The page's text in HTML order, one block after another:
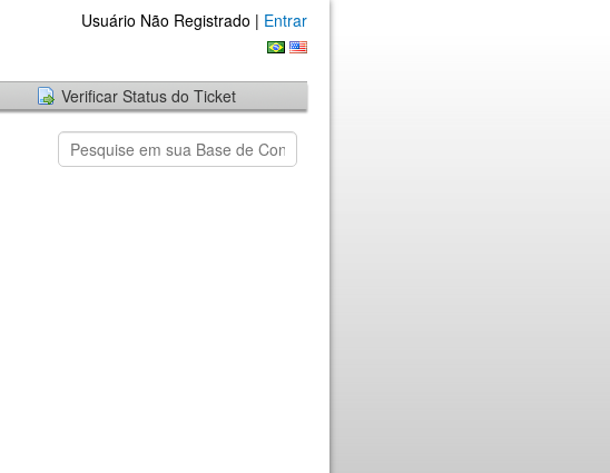
Usuário Não Registrado | Entrar
Verificar Status do Ticket